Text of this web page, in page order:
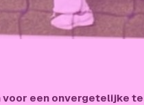
een onvergetelijke